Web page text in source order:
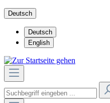
Deutsch
Deutsch
English